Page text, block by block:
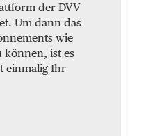
der DVV
Um dann das
wie
ist es
einmalig Ihr